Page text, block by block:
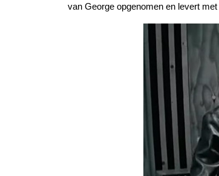
van George opgenomen en levert met